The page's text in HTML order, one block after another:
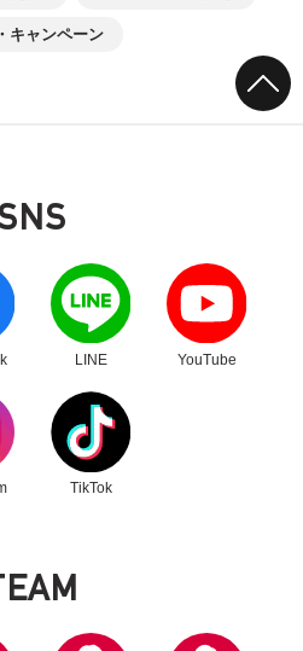
キャンペーン
リンク
LINE
別ウィンドウリンク
YouTube
別ウィンドウリンク
リンク
TikTok
別ウィンドウリンク
EAM